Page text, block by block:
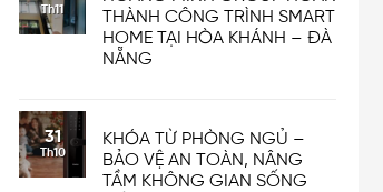
Th11
THÀNH CÔNG TRÌNH SMART
HOME TẠI HÒA KHÁNH – ĐÀ
NẴNG
31
Th10
KHÓA TỪ PHÒNG NGỦ –
BẢO VỆ AN TOÀN, NÂNG
TẦM KHÔNG GIAN SỐNG